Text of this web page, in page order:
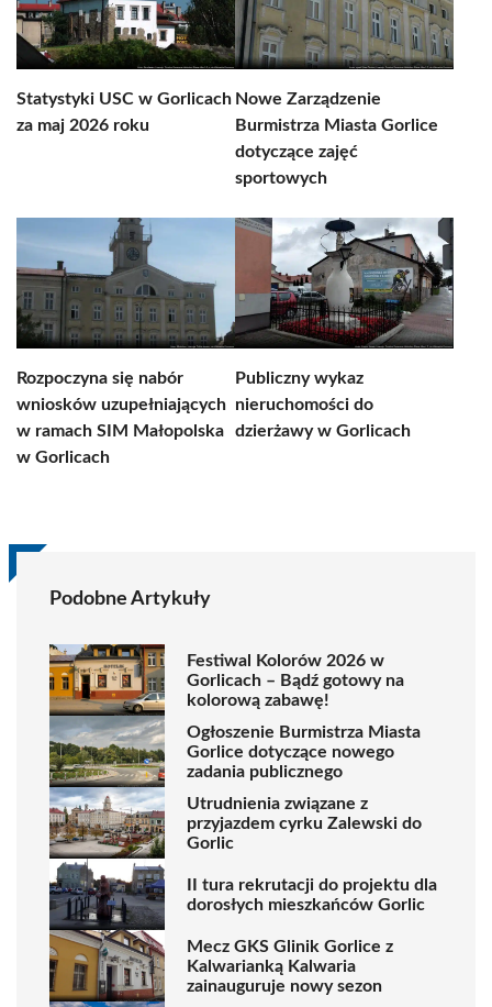
Statystyki USC w Gorlicach
za maj 2026 roku
Nowe Zarządzenie
Burmistrza Miasta Gorlice
dotyczące zajęć
sportowych
Rozpoczyna się nabór
wniosków uzupełniających
w ramach SIM Małopolska
w Gorlicach
Publiczny wykaz
nieruchomości do
dzierżawy w Gorlicach
Podobne Artykuły
Festiwal Kolorów 2026 w
Gorlicach – Bądź gotowy na
kolorową zabawę!
Ogłoszenie Burmistrza Miasta
Gorlice dotyczące nowego
zadania publicznego
Utrudnienia związane z
przyjazdem cyrku Zalewski do
Gorlic
II tura rekrutacji do projektu dla
dorosłych mieszkańców Gorlic
Mecz GKS Glinik Gorlice z
Kalwarianką Kalwaria
zainauguruje nowy sezon